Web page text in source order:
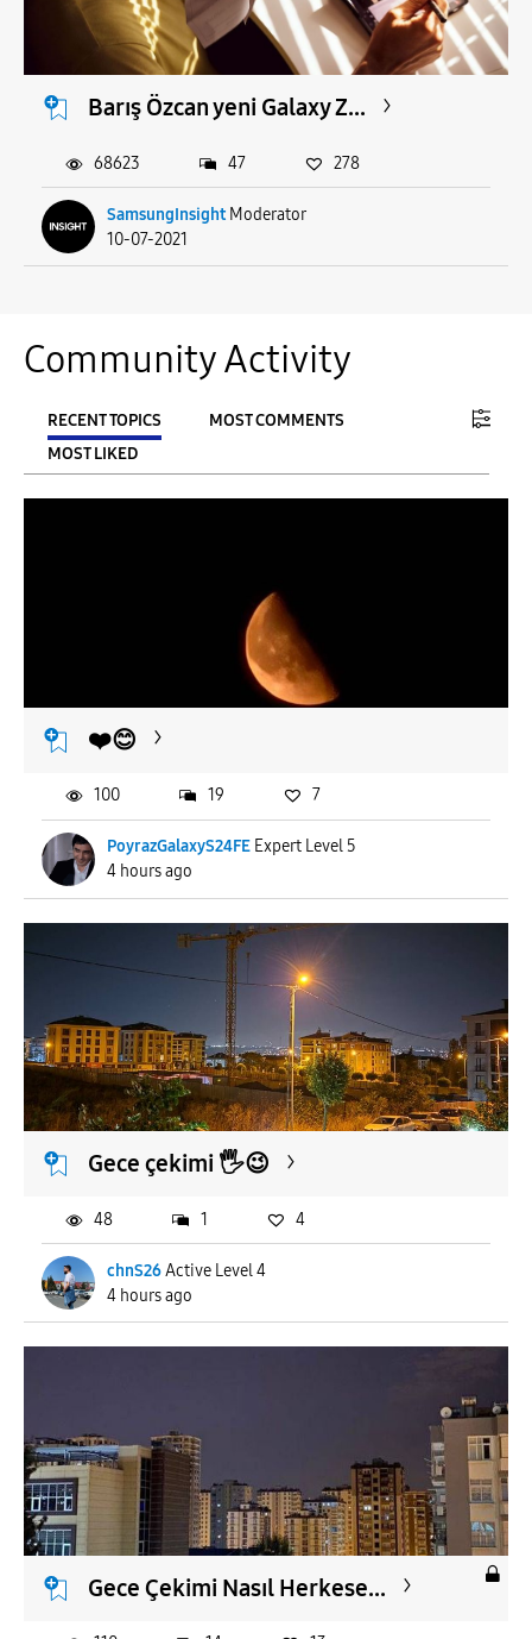
Barış Özcan yeni Galaxy Z...
SamsungInsight Moderator
10-07-2021
68623 47 278
Community Activity
RECENT TOPICS
MOST COMMENTS
MOST LIKED
FILTER:
❤️😊
PoyrazGalaxyS24FE Expert Level 5
4 hours ago
100 19 7
Gece çekimi 🖐️😉
chnS26Active Level 4
4 hours ago
48 1 4
Gece Çekimi Nasıl Herkese...